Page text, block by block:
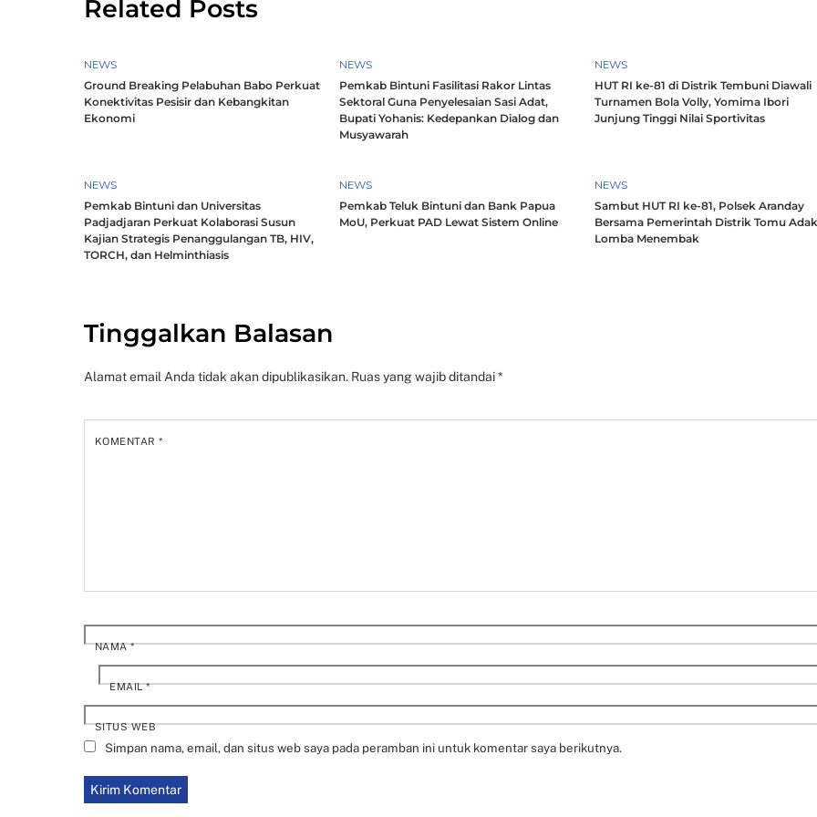
Related Posts
NEWS
Ground Breaking Pelabuhan Babo Perkuat
Konektivitas Pesisir dan Kebangkitan
Ekonomi
NEWS
Pemkab Bintuni Fasilitasi Rakor Lintas
Sektoral Guna Penyelesaian Sasi Adat,
Bupati Yohanis: Kedepankan Dialog dan
Musyawarah
NEWS
HUT RI ke-81 di Distrik Tembuni Diawali
Turnamen Bola Volly, Yomima Ibori
Junjung Tinggi Nilai Sportivitas
NEWS
Pemkab Bintuni dan Universitas
Padjadjaran Perkuat Kolaborasi Susun
Kajian Strategis Penanggulangan TB, HIV,
TORCH, dan Helminthiasis
NEWS
Pemkab Teluk Bintuni dan Bank Papua
MoU, Perkuat PAD Lewat Sistem Online
NEWS
Sambut HUT RI ke-81, Polsek Aranday
Bersama Pemerintah Distrik Tomu
Lomba Menembak
Tinggalkan Balasan
Alamat email Anda tidak akan dipublikasikan. Ruas yang wajib ditandai*
KOMENTAR*
NAMA*
EMAIL*
SITUS WEB
Simpan nama, email, dan situs web saya pada peramban ini untuk komentar saya berikutnya.